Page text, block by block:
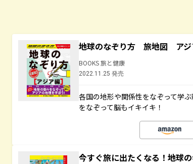
地球のなぞり方 旅地図 アジ
BOOKS 旅と健康
2022.11.25 発売
各国の地形や関係性をなぞって学
をなぞって脳もイキイキ！
今すぐ旅に出たくなる！地球